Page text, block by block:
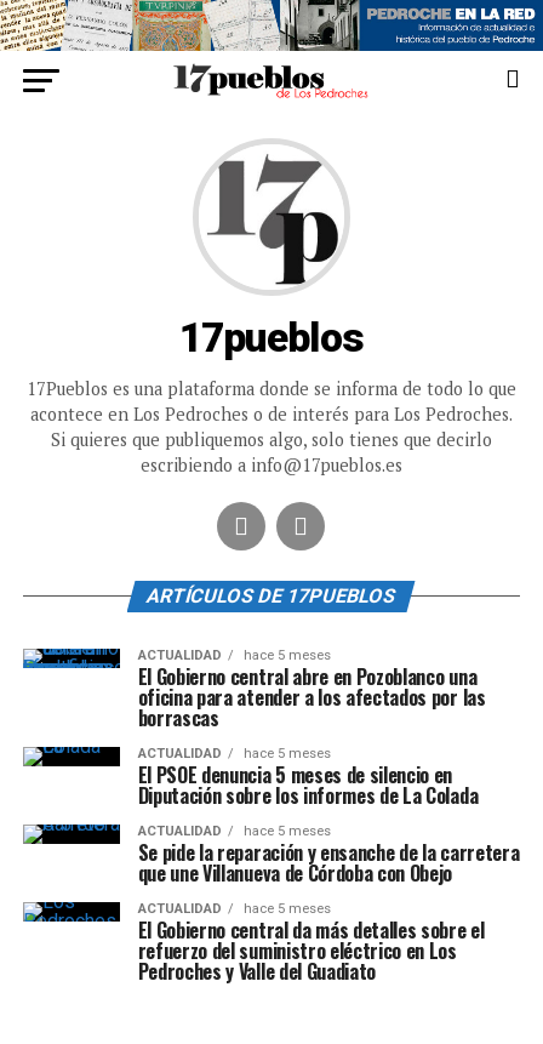
17pueblos
17Pueblos es una plataforma donde se informa de todo lo que
acontece en Los Pedroches o de interés para Los Pedroches.
Si quieres que publiquemos algo, solo tienes que decirlo
escribiendo a info@17pueblos.es
ARTÍCULOS DE 17PUEBLOS
ACTUALIDAD hace 5 meses
El Gobierno central abre en Pozoblanco una
oficina para atender a los afectados por las
borrascas
ACTUALIDAD hace 5 meses
El PSOE denuncia 5 meses de silencio en
Diputación sobre los informes de La Colada
ACTUALIDAD hace 5 meses
Se pide la reparación y ensanche de la carretera
que une Villanueva de Córdoba con Obejo
ACTUALIDAD hace 5 meses
El Gobierno central da más detalles sobre el
refuerzo del suministro eléctrico en Los
Pedroches y Valle del Guadiato